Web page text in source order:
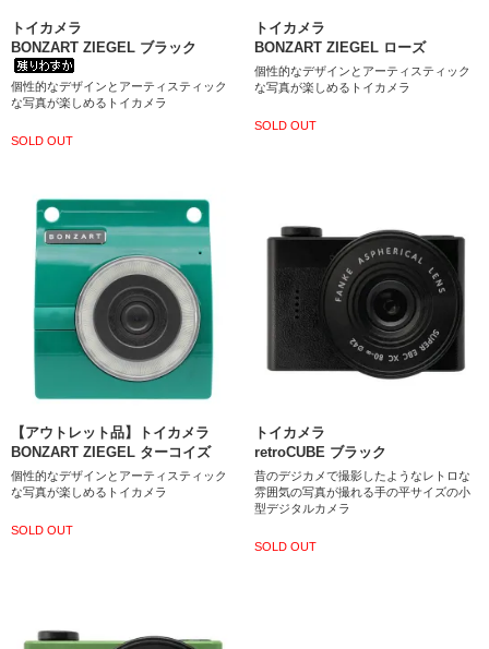
トイカメラ
BONZART ZIEGEL ブラック
個性的なデザインとアーティスティック
な写真が楽しめるトイカメラ
SOLD OUT
トイカメラ
BONZART ZIEGEL ローズ
個性的なデザインとアーティスティック
な写真が楽しめるトイカメラ
SOLD OUT
【アウトレット品】トイカメラ
BONZART ZIEGEL ターコイズ
個性的なデザインとアーティスティック
な写真が楽しめるトイカメラ
SOLD OUT
トイカメラ
retroCUBE ブラック
昔のデジカメで撮影したようなレトロな
雰囲気の写真が撮れる手の平サイズの小
型デジタルカメラ
SOLD OUT